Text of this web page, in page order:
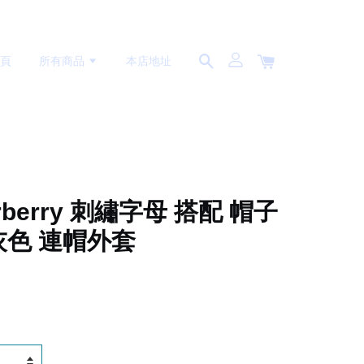
所有商品 本店地址
刺繡字母 搭配 帽子
連帽外套